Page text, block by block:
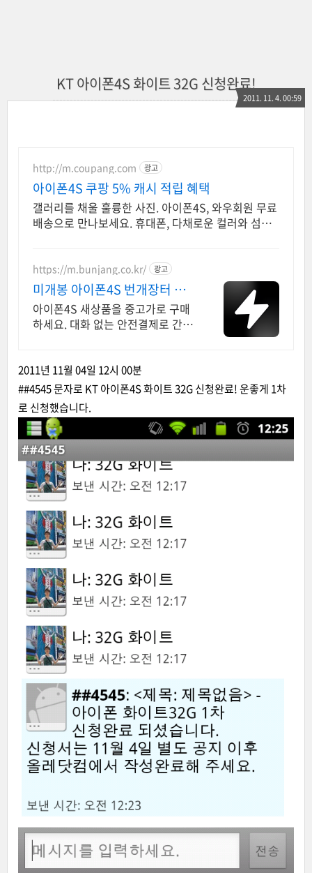
KT 아이폰4S 화이트 32G 신청완료!
2011. 11. 4. 00:59
http://m.coupang.com 광고
아이폰4S 쿠팡 5% 캐시 적립 혜택
갤러리를 채울 훌륭한 사진. 아이폰4S, 와우회원 무료
배송으로 만나보세요. 휴대폰, 다채로운 컬러와 섬세
https://m.bunjang.co.kr/ 광고
미개봉 아이폰4S 번개장터 국
내 최대 브랜드 중고거래
아이폰4S 새상품을 중고가로 구매
하세요. 대화 없는 안전결제로 간편
신규 상품 업로드
2011년 11월 04일 12시 00분
##4545 문자로 KT 아이폰4S 화이트 32G 신청완료! 운좋게 1차
로 신청했습니다.